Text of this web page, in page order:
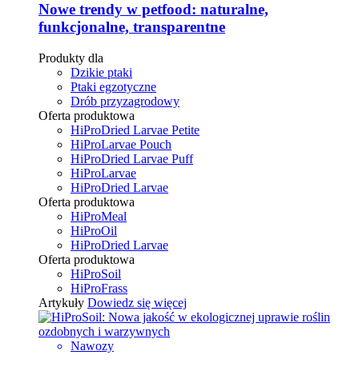
Nowe trendy w petfood: naturalne,
funkcjonalne, transparentne
Produkty dla
Dzikie ptaki
Ptaki egzotyczne
Drób przyzagrodowy
Oferta produktowa
HiProDried Larvae Petite
HiProLarvae Pouch
HiProDried Larvae Puff
HiProLarvae
HiProDried Larvae
Oferta produktowa
HiProMeal
HiProOil
HiProDried Larvae
Oferta produktowa
HiProSoil
HiProFrass
Artykuły Dowiedz się więcej
Nawozy